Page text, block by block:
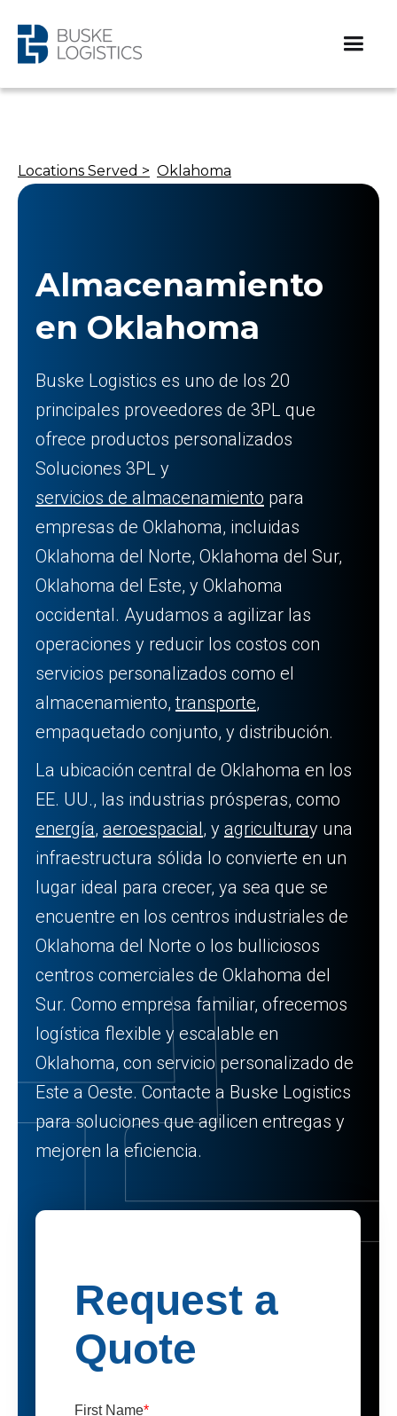
Locations Served > Oklahoma
Almacenamiento
en Oklahoma
Buske Logistics es uno de los 20
principales proveedores de 3PL que
ofrece productos personalizados
Soluciones 3PL y
servicios de almacenamiento para
empresas de Oklahoma, incluidas
Oklahoma del Norte, Oklahoma del Sur,
Oklahoma del Este, y Oklahoma
occidental. Ayudamos a agilizar las
operaciones y reducir los costos con
servicios personalizados como el
almacenamiento,transporte,
empaquetado conjunto, y distribución.
La ubicación central de Oklahoma en los
EE. UU., las industrias prósperas, como
energía, aeroespacial, y agriculturay una
infraestructura sólida lo convierte en un
lugar ideal para crecer, ya sea que se
encuentre en los centros industriales de
Oklahoma del Norte o los bulliciosos
centros comerciales de Oklahoma del
Sur. Como empresa familiar, ofrecemos
logística flexible y escalable en
Oklahoma, con servicio personalizado de
Este a Oeste. Contacte a Buske Logistics
para soluciones que agilicen entregas y
mejoren la eficiencia.